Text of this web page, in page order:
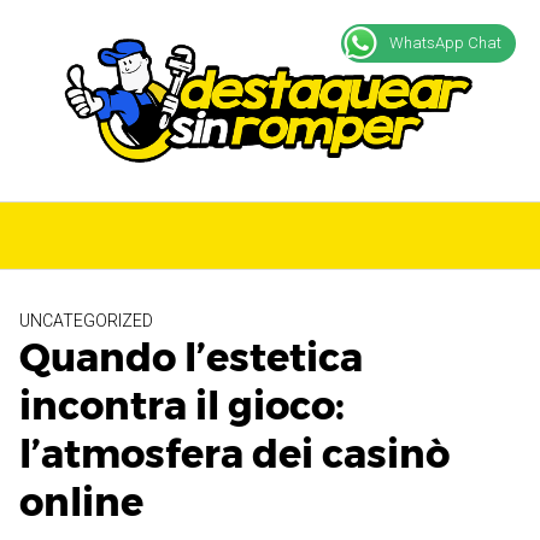
o
UNCATEGORIZED
Quando l’estetica
incontra il gioco:
l’atmosfera dei casinò
online
WhatsApp Chat